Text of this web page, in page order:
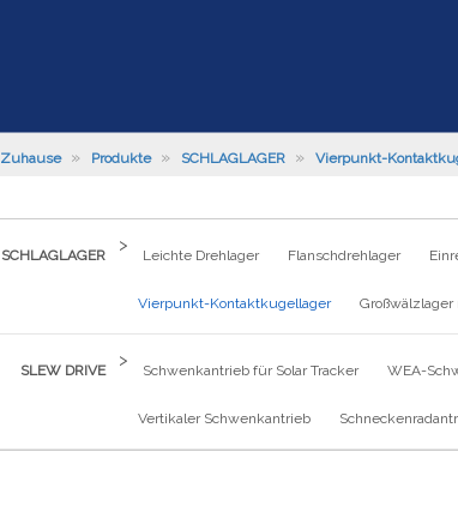
Zuhause » Produkte » SCHLAGLAGER » Vierpunkt-
SCHLAGLAGER
>
Leichte Drehlager Flanschdrehlager
Vierpunkt-Kontaktkugellager
SLEW DRIVE
>
Schwenkantrieb für Solar Tracker WEA-
Vertikaler Schwenkantrieb